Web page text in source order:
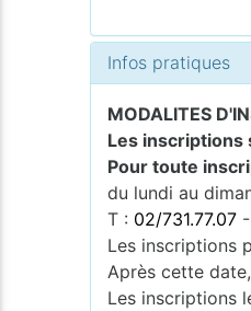
Infos pratiques
MODALITES
Les inscriptions
Pour toute
du lundi au
T : 02/731.77.07 -
Les inscriptions
Après cette
Les inscriptions